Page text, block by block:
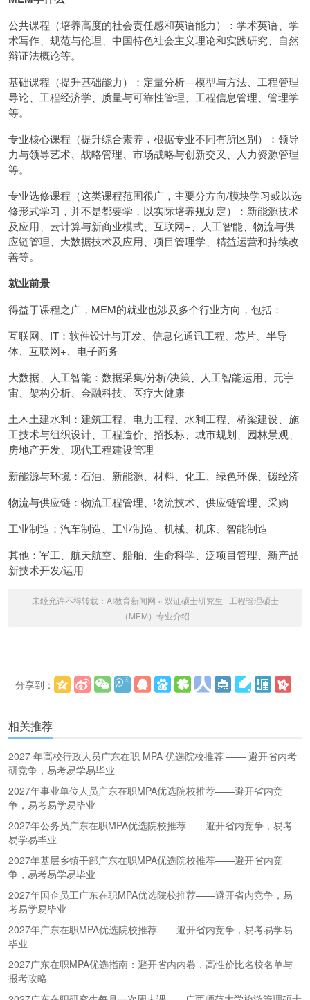
公共课程（培养高度的社会责任感和英语能力）：学术英语、学
术写作、规范与伦理、中国特色社会主义理论和实践研究、自然
辩证法概论等。
基础课程（提升基础能力）：定量分析—模型与方法、工程管理
导论、工程经济学、质量与可靠性管理、工程信息管理、管理学
等。
专业核心课程（提升综合素养，根据专业不同有所区别）：领导
力与领导艺术、战略管理、市场战略与创新交叉、人力资源管理
等。
专业选修课程（这类课程范围很广，主要分方向/模块学习或以选
修形式学习，并不是都要学，以实际培养规划定）：新能源技术
及应用、云计算与新商业模式、互联网+、人工智能、物流与供
应链管理、大数据技术及应用、项目管理学、精益运营和持续改
善等。
就业前景
得益于课程之广，MEM的就业也涉及多个行业方向，包括：
互联网、IT：软件设计与开发、信息化通讯工程、芯片、半导
体、互联网+、电子商务
大数据、人工智能：数据采集/分析/决策、人工智能运用、元宇
宙、架构分析、金融科技、医疗大健康
土木土建水利：建筑工程、电力工程、水利工程、桥梁建设、施
工技术与组织设计、工程造价、招投标、城市规划、园林景观、
房地产开发、现代工程建设管理
新能源与环境：石油、新能源、材料、化工、绿色环保、碳经济
物流与供应链：物流工程管理、物流技术、供应链管理、采购
工业制造：汽车制造、工业制造、机械、机床、智能制造
其他：军工、航天航空、船舶、生命科学、泛项目管理、新产品
新技术开发/运用
未经允许不得转载： AI教育新闻网 » 双证硕士研究生 | 工程管理硕士
（MEM）专业介绍
分享到：
相关推荐
2027 年高校行政人员广东在职 MPA 优选院校推荐 —— 避开省内考
研竞争，易考易学易毕业
2027年事业单位人员广东在职MPA优选院校推荐——避开省内竞
争，易考易学易毕业
2027年公务员广东在职MPA优选院校推荐——避开省内竞争，易考
易学易毕业
2027年基层乡镇干部广东在职MPA优选院校推荐——避开省内竞
争，易考易学易毕业
2027年国企员工广东在职MPA优选院校推荐——避开省内竞争，易
考易学易毕业
2027年广东在职MPA优选院校推荐——避开省内竞争，易考易学易
毕业
2027广东在职MPA优选指南：避开省内内卷，高性价比名校名单与
报考攻略